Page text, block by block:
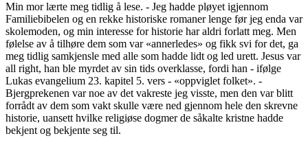
Min mor lærte meg tidlig å lese. - Jeg hadde pløyet igjennom
Familiebibelen og en rekke historiske romaner lenge før jeg enda var
skolemoden, og min interesse for historie har aldri forlatt meg. Men
følelse av å tilhøre dem som var «annerledes» og fikk svi for det, ga
meg tidlig samkjensle med alle som hadde lidt og led urett. Jesus var
all right, han ble myrdet av sin tids overklasse, fordi han - ifølge
Lukas evangelium 23. kapitel 5. vers - «oppviglet folket». -
Bjergprekenen var noe av det vakreste jeg visste, men den var blitt
forrådt av dem som vakt skulle være ned gjennom hele den skrevne
historie, uansett hvilke religiøse dogmer de såkalte kristne hadde
bekjent og bekjente seg til.